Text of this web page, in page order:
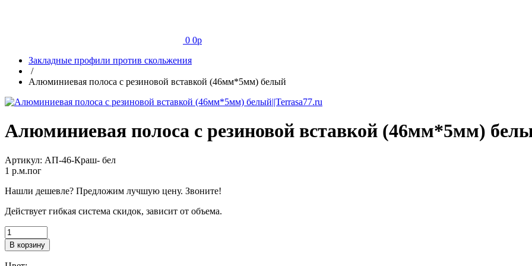
0 0p
Закладные профили против скольжения
/
Алюминиевая полоса с резиновой вставкой (46мм*5мм) белый
Алюминиевая полоса с резиновой вставкой (46мм*5мм)
Артикул: АП-46-Краш- бел
1 p.м.пог
Нашли дешевле? Предложим лучшую цену. Звоните!
Действует гибкая система скидок, зависит от объема.
В корзину